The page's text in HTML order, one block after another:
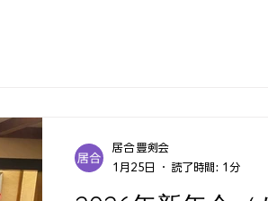
居合 豊剣会
1月25日
読了時間: 1分